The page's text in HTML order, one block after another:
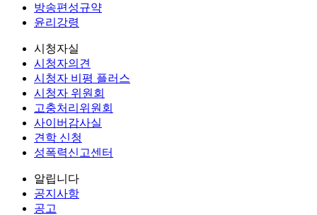
방송편성규약
윤리강령
시청자실
시청자의견
시청자 비평 플러스
시청자 위원회
고충처리위원회
사이버감사실
견학 신청
성폭력신고센터
알립니다
공지사항
공고